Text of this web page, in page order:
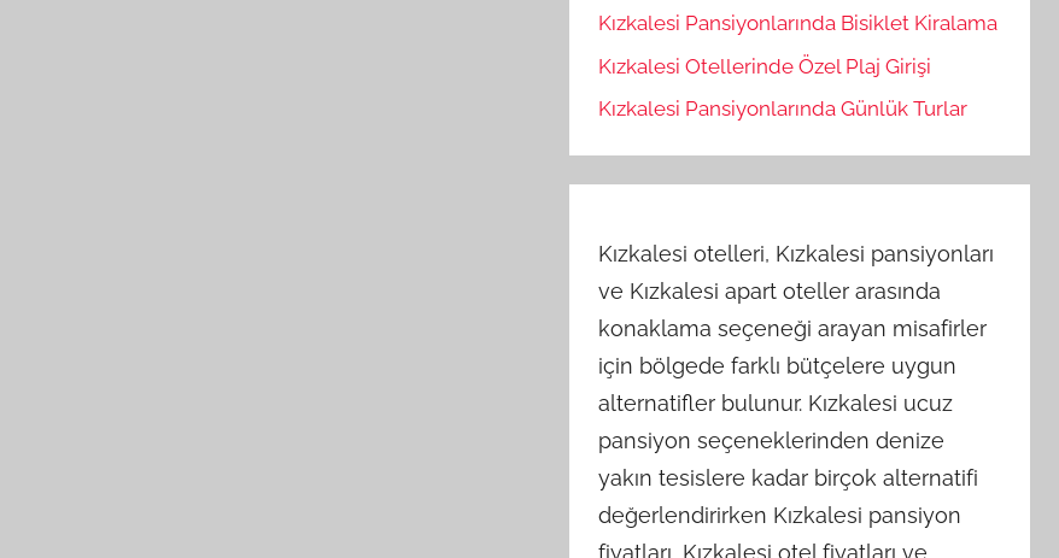
Kızkalesi Pansiyonlarında Bisiklet Kiralama
Kızkalesi Otellerinde Özel Plaj Girişi
Kızkalesi Pansiyonlarında Günlük Turlar
Kızkalesi otelleri, Kızkalesi pansiyonları
ve Kızkalesi apart oteller arasında
konaklama seçeneği arayan misafirler
için bölgede farklı bütçelere uygun
alternatifler bulunur. Kızkalesi ucuz
pansiyon seçeneklerinden denize
yakın tesislere kadar birçok alternatifi
değerlendirirken Kızkalesi pansiyon